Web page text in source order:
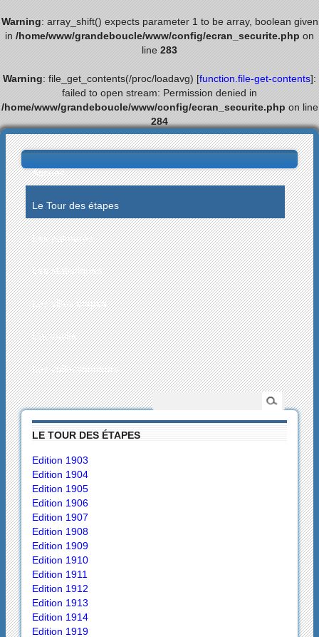
Warning: array_shift() expects parameter 1 to be array, boolean given
in /home/www/grandeboucle/www/config/ecran_securite.php on
line 283
Warning: file_get_contents(/proc/loadavg) [function.file-get-contents]:
failed to open stream: Permission denied in
/home/www/grandeboucle/www/config/ecran_securite.php on line
284
Accueil
Le Tour des étapes
Les palmarès
Les statistiques
Les villes étapes
L’actualité
Les collectionneurs
LE TOUR DES ÉTAPES
Edition 1903
Edition 1904
Edition 1905
Edition 1906
Edition 1907
Edition 1908
Edition 1909
Edition 1910
Edition 1911
Edition 1912
Edition 1913
Edition 1914
Edition 1919